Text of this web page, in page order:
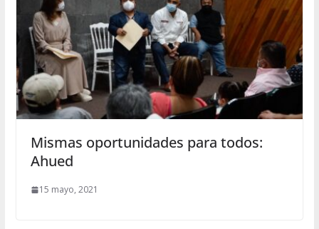
Mismas oportunidades para todos:
Ahued
15 mayo, 2021